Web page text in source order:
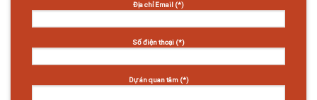
Địa chỉ Email (*)
Số điện thoại (*)
Dự án quan tâm (*)